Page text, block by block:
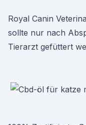
Royal Canin
sollte nur nach
Tierarzt gefüttert